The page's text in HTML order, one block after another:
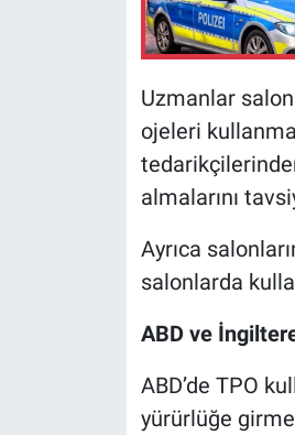
Uzmanlar
ojeleri
almalarını
Ayrıca
salonlarda
ABD ve
ABD’de TPO
yürürlüğe